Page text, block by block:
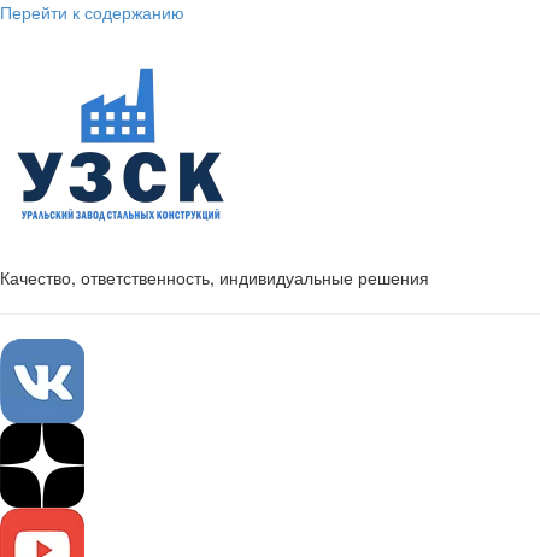
Перейти к содержанию
Качество, ответственность, индивидуальные решения